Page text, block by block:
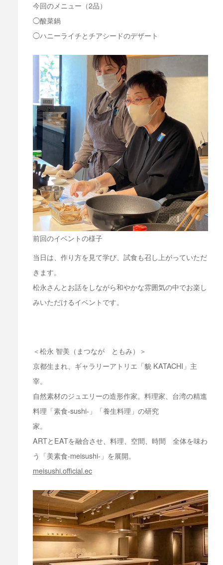
今回のメニュー（2品）
◯酸菜鍋
◯ハニーライチとチアシードのデザート
前回のイベントの様子
当日は、作り方を見て学び、試食も召し上がっていただ
きます。
松永さんとお話をしながら和やかな雰囲気の中でお楽し
みいただけるイベントです。
＜松永 智美（まつなが ともみ）＞
京都生まれ、ギャラリーアトリエ「貌 KATACHI」主
宰。
自然素材のジュエリーの造形作家。料理家、台湾の精進
料理「素食-sushi-」「養生料理」の研究
家。
ARTとEATを融合させ、料理、空間、時間 全体を味わ
う「美素食-meisushi-」を展開。
meisushi.official.ec